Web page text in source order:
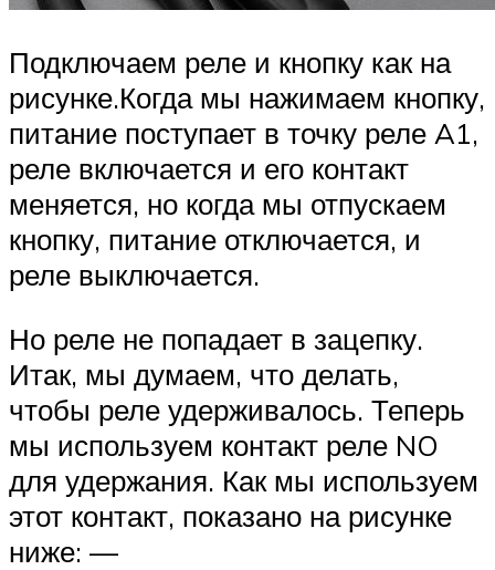
Подключаем реле и кнопку как на
рисунке.Когда мы нажимаем кнопку,
питание поступает в точку реле A1,
реле включается и его контакт
меняется, но когда мы отпускаем
кнопку, питание отключается, и
реле выключается.
Но реле не попадает в зацепку.
Итак, мы думаем, что делать,
чтобы реле удерживалось. Теперь
мы используем контакт реле NO
для удержания. Как мы используем
этот контакт, показано на рисунке
ниже: —